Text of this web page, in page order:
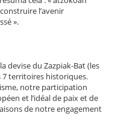
l’avenir
».
devise du Zazpiak-Bat (les
territoires historiques.
notre participation
et l’idéal de paix et de
de notre engagement